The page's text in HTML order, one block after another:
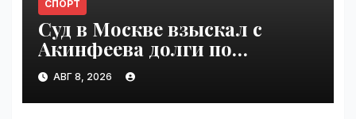
СПОРТ
Суд в Москве взыскал с
Акинфеева долги по
коммунальным платежам |
VseTime.ru
АВГ 8, 2026